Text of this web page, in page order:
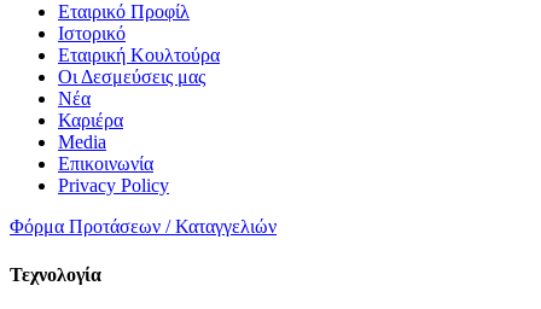
Εταιρικό Προφίλ
Ιστορικό
Εταιρική Κουλτούρα
Οι Δεσμεύσεις μας
Νέα
Καριέρα
Media
Επικοινωνία
Privacy Policy
Φόρμα Προτάσεων / Καταγγελιών
Τεχνολογία